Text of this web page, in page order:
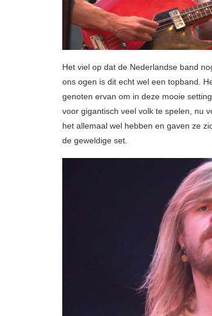
Het viel op dat de Nederlandse band
ons ogen is dit echt wel een topband.
genoten ervan om in deze mooie
voor gigantisch veel volk te spelen, nu
het allemaal wel hebben en gaven ze
de geweldige set.